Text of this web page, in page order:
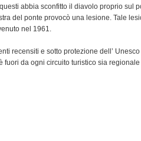
abbia sconfitto il diavolo proprio sul
del ponte provocò una lesione. Tale
nel 1961.
recensiti e sotto protezione dell’
fuori da ogni circuito turistico sia